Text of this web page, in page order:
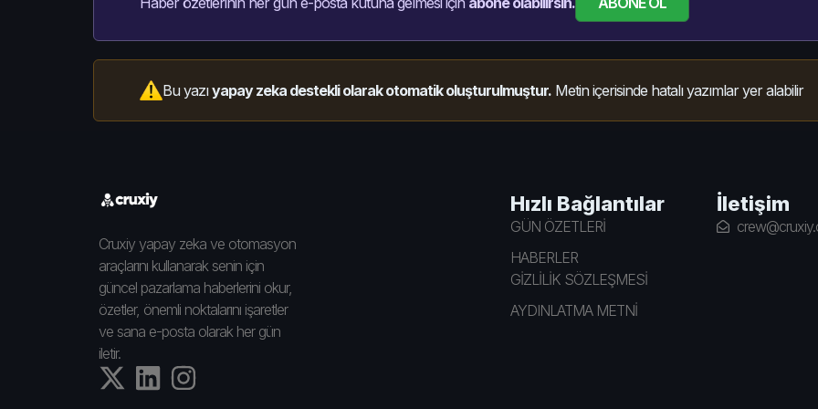
Bu yazıyapay zeka destekli olarak otomatik oluşturulmuştur. Metin içerisinde hatalı yazımlar yer alabilir
Cruxiy yapay zeka ve otomasyon
araçlarını kullanarak senin için
güncel pazarlama haberlerini okur,
özetler, önemli noktalarını işaretler
ve sana e-posta olarak her gün
iletir.
Hızlı Bağlantılar
GÜN ÖZETLERİ
HABERLER
GİZLİLİK SÖZLEŞMESİ
AYDINLATMA METNİ
İletişim